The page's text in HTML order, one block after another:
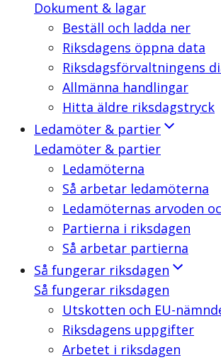
Dokument & lagar
Beställ och ladda ner
Riksdagens öppna data
Riksdagsförvaltningens
Allmänna handlingar
Hitta äldre riksdagstryck
Ledamöter & partier
Ledamöter & partier
Ledamöterna
Så arbetar ledamöterna
Ledamöternas arvoden
Partierna i riksdagen
Så arbetar partierna
Så fungerar riksdagen
Så fungerar riksdagen
Utskotten och EU-
Riksdagens uppgifter
Arbetet i riksdagen